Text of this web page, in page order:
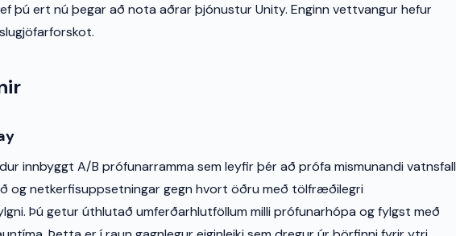
þú ert nú þegar að nota aðrar þjónustur Unity. Enginn vettvangur hefur
innbyggt A/B prófunarramma sem leyfir þér að prófa mismunandi vatnsfall
og netkerfisuppsetningar gegn hvort öðru með tölfræðilegri
Þú getur úthlutað umferðarhlutföllum milli prófunarhópa og fylgst með